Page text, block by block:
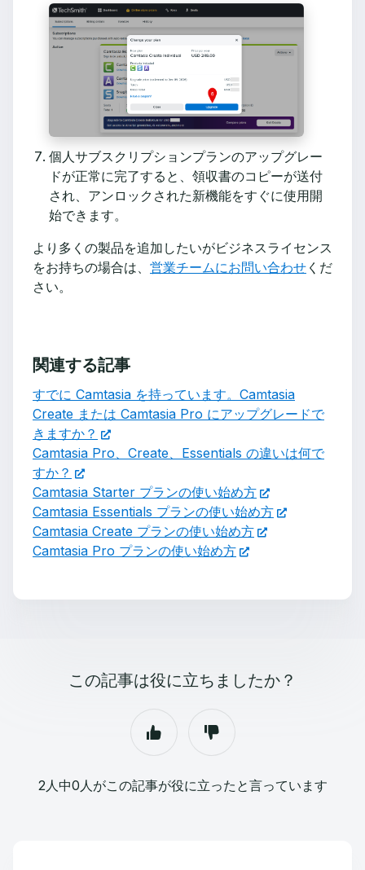
個人サブスクリプションプランのアップグレー
ドが正常に完了すると、領収書のコピーが送付
され、アンロックされた新機能をすぐに使用開
始できます。
より多くの製品を追加したいがビジネスライセンス
をお持ちの場合は、 営業チームにお問い合わせ くだ
さい。
関連する記事
すでに Camtasia を持っています。Camtasia
Create または Camtasia Pro にアップグレードで
きますか？
Camtasia Pro、Create、Essentials の違いは何で
すか？
Camtasia Starter プランの使い始め方
Camtasia Essentials プランの使い始め方
Camtasia Create プランの使い始め方
Camtasia Pro プランの使い始め方
この記事は役に立ちましたか？
2人中0人がこの記事が役に立ったと言っています